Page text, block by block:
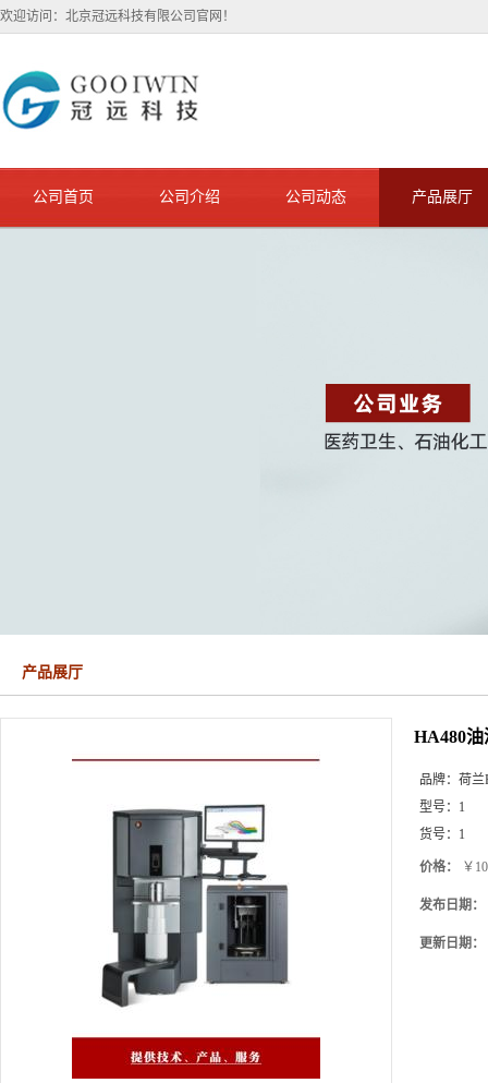
欢迎访问：北京冠远科技有限公司官网！
公司首页 公司介绍 公司动态 产品展厅
产品展厅
HA480
品牌： 荷兰
型号： 1
货号： 1
价格： ￥
发布日期：
更新日期：